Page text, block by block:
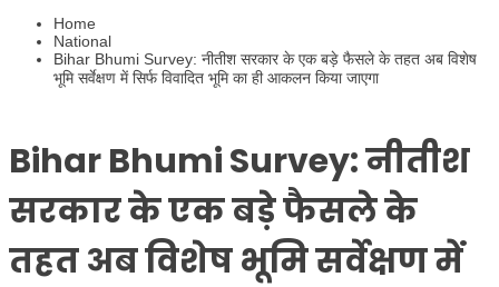
Home
National
Bihar Bhumi Survey: नीतीश सरकार के एक बड़े फैसले के तहत अब विशेष
भूमि सर्वेक्षण में सिर्फ विवादित भूमि का ही आकलन किया जाएगा
Bihar Bhumi Survey: नीतीश
सरकार के एक बड़े फैसले के
तहत अब विशेष भूमि सर्वेक्षण में